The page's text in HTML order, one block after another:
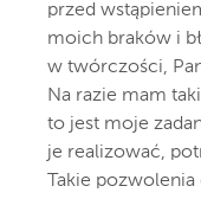
przed
moich braków i
w twórczości,
Na razie mam
to jest moje
je realizować,
Takie